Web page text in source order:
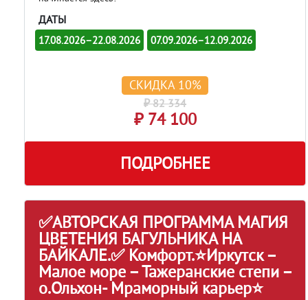
ДАТЫ
17.08.2026–22.08.2026 07.09.2026–12.09.2026
СКИДКА 10%
₽ 82 334
₽ 74 100
ПОДРОБНЕЕ
✅АВТОРСКАЯ ПРОГРАММА МАГИЯ
ЦВЕТЕНИЯ БАГУЛЬНИКА НА
БАЙКАЛЕ.✅ Комфорт.⭐Иркутск –
Малое море – Тажеранские степи –
о.Ольхон- Мраморный карьер⭐